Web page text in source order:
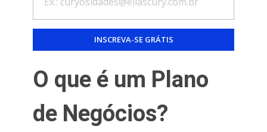
O que é um Plano
de Negócios?